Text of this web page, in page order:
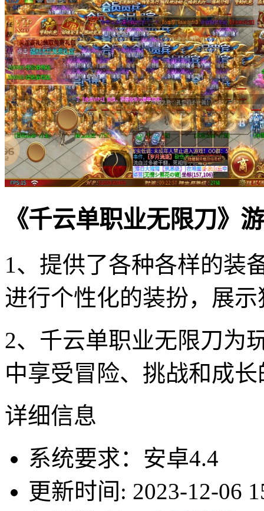
《千云单职业无限刀》
1、提供了各种各样的装
进行个性化的装扮，展
2、千云单职业无限刀为
中享受冒险、挑战和成
详细信息
系统要求：安卓4.4
更新时间: 2023-12-06